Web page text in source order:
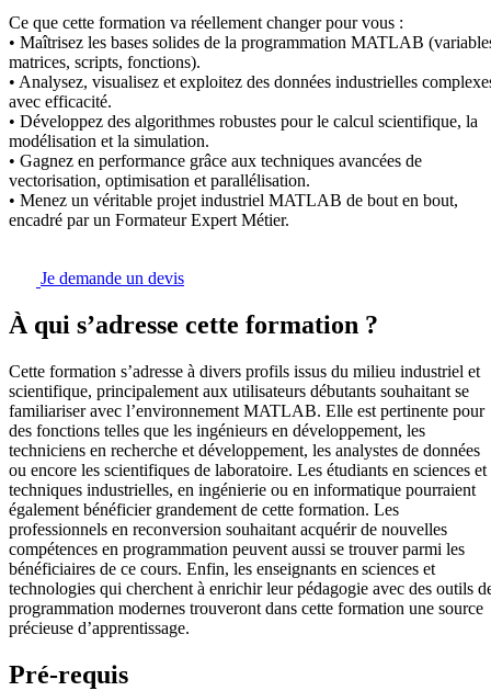
Ce que cette formation va réellement changer pour vous :
• Maîtrisez les bases solides de la programmation MATLAB
matrices, scripts, fonctions).
• Analysez, visualisez et exploitez des données industrielles
avec efficacité.
• Développez des algorithmes robustes pour le calcul scientifique, la
modélisation et la simulation.
• Gagnez en performance grâce aux techniques avancées de
vectorisation, optimisation et parallélisation.
• Menez un véritable projet industriel MATLAB de bout en bout,
encadré par un Formateur Expert Métier.
Je demande un devis
À qui s’adresse cette formation ?
Cette formation s’adresse à divers profils issus du milieu industriel et
scientifique, principalement aux utilisateurs débutants souhaitant se
familiariser avec l’environnement MATLAB. Elle est pertinente pour
des fonctions telles que les ingénieurs en développement, les
techniciens en recherche et développement, les analystes de données
ou encore les scientifiques de laboratoire. Les étudiants en sciences et
techniques industrielles, en ingénierie ou en informatique pourraient
également bénéficier grandement de cette formation. Les
professionnels en reconversion souhaitant acquérir de nouvelles
compétences en programmation peuvent aussi se trouver parmi les
bénéficiaires de ce cours. Enfin, les enseignants en sciences et
technologies qui cherchent à enrichir leur pédagogie avec des outils
programmation modernes trouveront dans cette formation une source
précieuse d’apprentissage.
Pré-requis